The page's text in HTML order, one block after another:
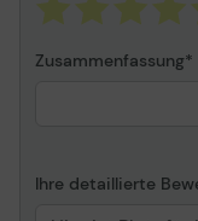
Zusammenfassung
Ihre detaillierte